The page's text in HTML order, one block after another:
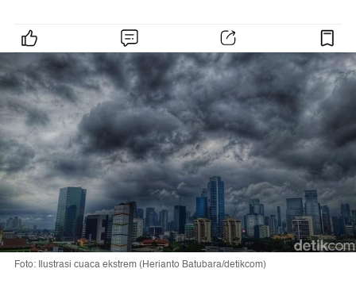
Foto: Ilustrasi cuaca ekstrem (Herianto Batubara/detikcom)